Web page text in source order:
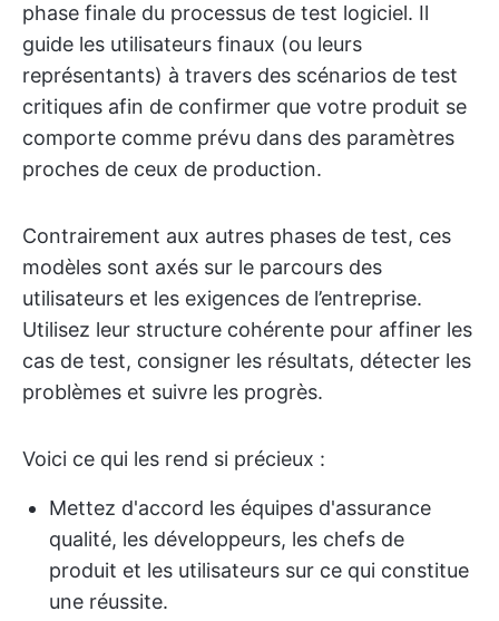
phase finale du processus de test logiciel. Il
guide les utilisateurs finaux (ou leurs
représentants) à travers des scénarios de test
critiques afin de confirmer que votre produit se
comporte comme prévu dans des paramètres
proches de ceux de production.
Contrairement aux autres phases de test, ces
modèles sont axés sur le parcours des
utilisateurs et les exigences de l’entreprise.
Utilisez leur structure cohérente pour affiner les
cas de test, consigner les résultats, détecter les
problèmes et suivre les progrès.
Voici ce qui les rend si précieux :
Mettez d'accord les équipes d'assurance
qualité, les développeurs, les chefs de
produit et les utilisateurs sur ce qui constitue
une réussite.